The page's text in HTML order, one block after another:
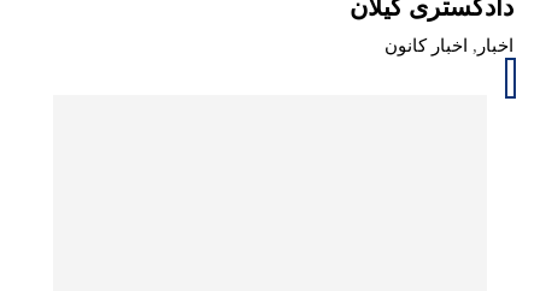
دادگستری گیلان
اخبار , اخبار کانون